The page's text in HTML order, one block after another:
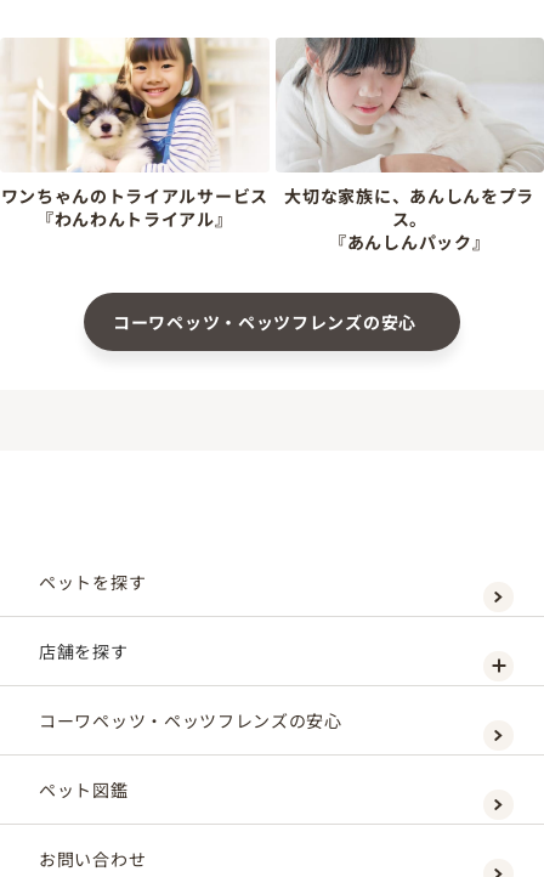
ワンちゃんのトライアルサービス
『わんわんトライアル』
大切な家族に、あんしんをプラ
ス。
『あんしんパック』
コーワペッツ・ペッツフレンズの安心
ペットを探す
店舗を探す
コーワペッツ・ペッツフレンズの安心
ペット図鑑
お問い合わせ